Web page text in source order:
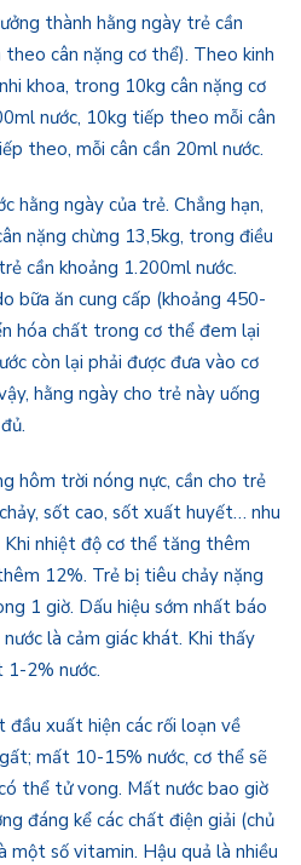
thành hằng ngày trẻ cần
cân nặng cơ thể). Theo kinh
khoa, trong 10kg cân nặng cơ
nước, 10kg tiếp theo mỗi cân
theo, mỗi cân cần 20ml nước.
hằng ngày của trẻ. Chẳng hạn,
nặng chừng 13,5kg, trong điều
cần khoảng 1.200ml nước.
bữa ăn cung cấp (khoảng 450-
hóa chất trong cơ thể đem lại
còn lại phải được đưa vào cơ
hằng ngày cho trẻ này uống
hôm trời nóng nực, cần cho trẻ
sốt cao, sốt xuất huyết… nhu
Khi nhiệt độ cơ thể tăng thêm
12%. Trẻ bị tiêu chảy nặng
1 giờ. Dấu hiệu sớm nhất báo
là cảm giác khát. Khi thấy
2% nước.
xuất hiện các rối loạn về
mất 10-15% nước, cơ thể sẽ
thể tử vong. Mất nước bao giờ
đáng kể các chất điện giải (chủ
một số vitamin. Hậu quả là nhiều